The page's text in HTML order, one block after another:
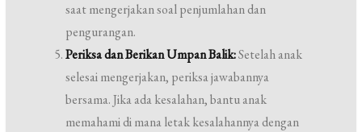
saat mengerjakan soal penjumlahan dan
pengurangan.
Periksa dan Berikan Umpan Balik:Setelah anak
selesai mengerjakan, periksa jawabannya
bersama. Jika ada kesalahan, bantu anak
memahami di mana letak kesalahannya dengan